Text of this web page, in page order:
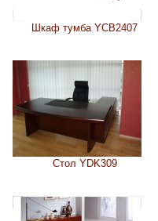
Шкаф тумба YCB2407
Стол YDK309